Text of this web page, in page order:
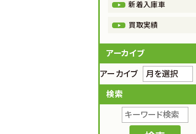
新着入庫車
買取実績
アーカイブ
アーカイブ
検索